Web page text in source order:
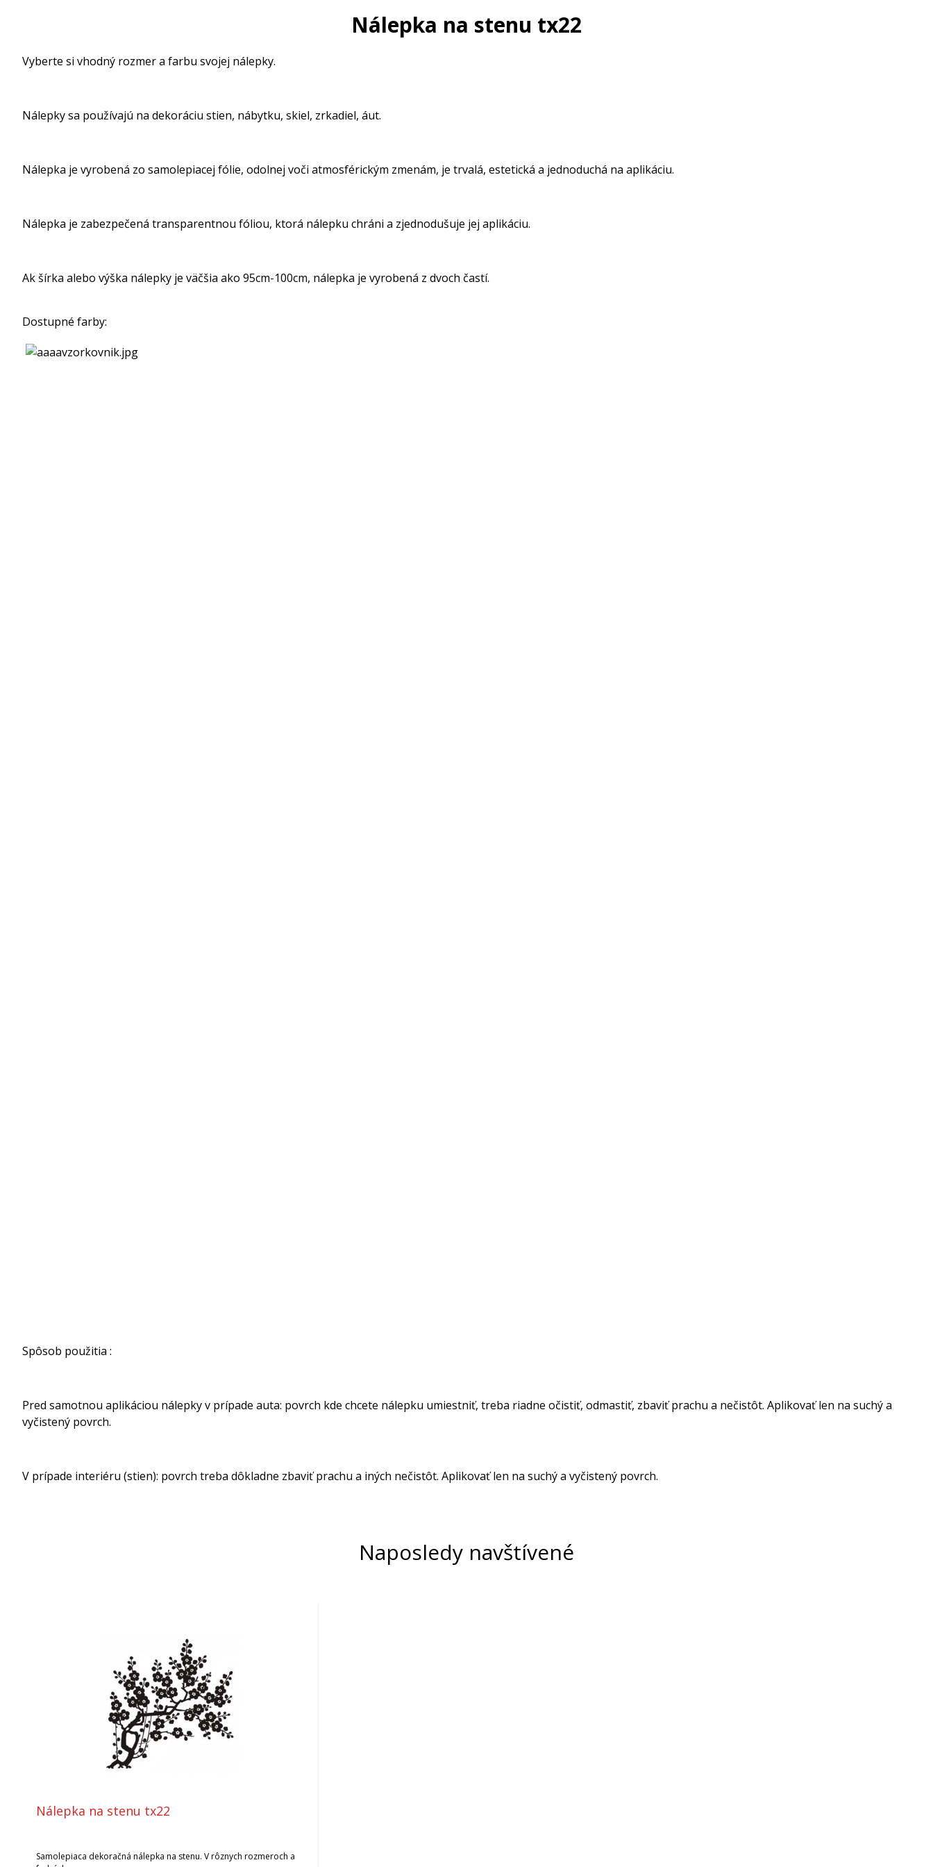
Nálepka na stenu tx22
Vyberte si vhodný rozmer a farbu svojej nálepky.
Nálepky sa používajú na dekoráciu stien, nábytku, skiel, zrkadiel, áut.
Nálepka je vyrobená zo samolepiacej fólie, odolnej voči atmosférickým zmenám, je trvalá, estetická a jednoduchá na aplikáciu.
Nálepka je zabezpečená transparentnou fóliou, ktorá nálepku chráni a zjednodušuje jej aplikáciu.
Ak šírka alebo výška nálepky je väčšia ako 95cm-100cm, nálepka je vyrobená z dvoch častí.
Dostupné farby:
Spôsob použitia :
Pred samotnou aplikáciou nálepky v prípade auta: povrch kde chcete nálepku umiestniť, treba riadne očistiť, odmastiť, zbaviť prachu a nečistôt. Aplikovať len na suchý a
vyčistený povrch.
V prípade interiéru (stien): povrch treba dôkladne zbaviť prachu a iných nečistôt. Aplikovať len na suchý a vyčistený povrch.
Naposledy navštívené
Nálepka na stenu tx22
Samolepiaca dekoračná nálepka na stenu. V rôznych rozmeroch a